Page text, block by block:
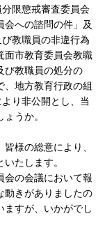
限懲戒審査委員会
会への諮問の件」及
教職員の非違行為
面市教育委員会教職
び教職員の処分の
、地方教育行政の組
り非公開とし、当
うか。
皆様の総意により、
たします。
会の会議において報
動きがありましたの
ますが、いかがでし